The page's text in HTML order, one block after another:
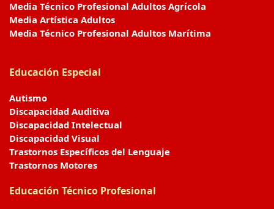
Media Técnico Profesional Adultos Agrícola
Media Artística Adultos
Media Técnico Profesional Adultos Marítima
Educación Especial
Autismo
Discapacidad Auditiva
Discapacidad Intelectual
Discapacidad Visual
Trastornos Específicos del Lenguaje
Trastornos Motores
Educación Técnico Profesional